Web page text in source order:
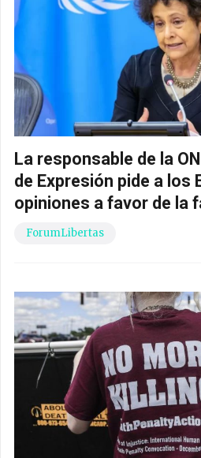
La responsable de la
de Expresión pide a los
opiniones a favor de la
ForumLibertas